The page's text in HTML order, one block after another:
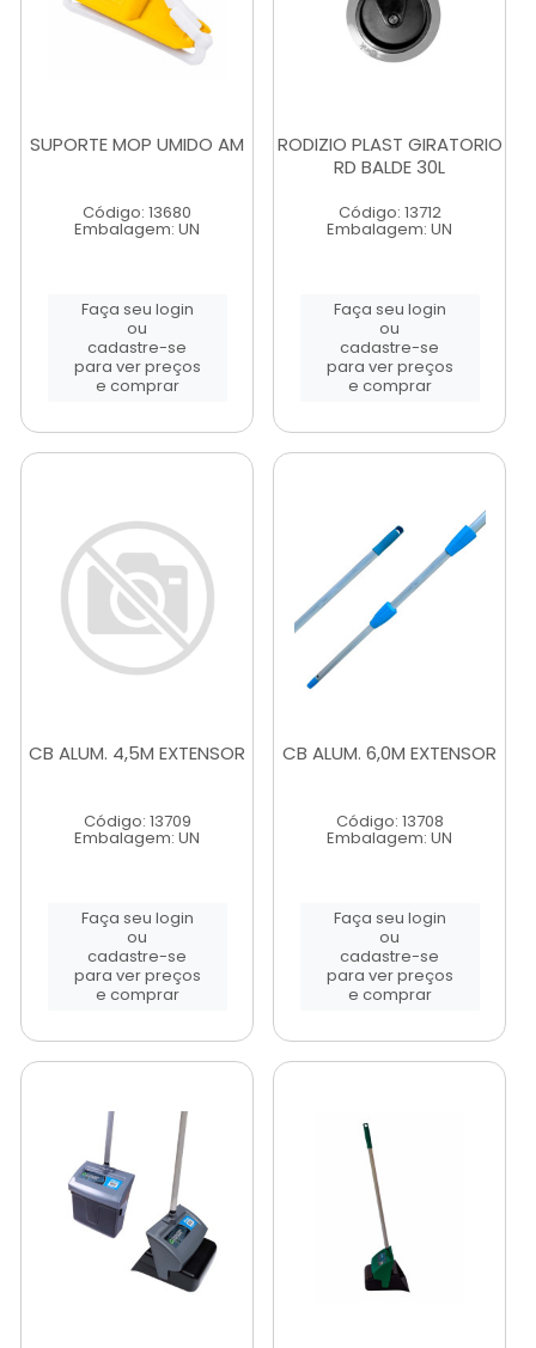
SUPORTE MOP UMIDO AM
Código: 13680
Embalagem: UN
Faça seu login
ou
cadastre-se
para ver preços
e comprar
RODIZIO PLAST GIRATORIO
RD BALDE 30L
Código: 13712
Embalagem: UN
Faça seu login
ou
cadastre-se
para ver preços
e comprar
CB ALUM. 4,5M EXTENSOR
Código: 13709
Embalagem: UN
Faça seu login
ou
cadastre-se
para ver preços
e comprar
CB ALUM. 6,0M EXTENSOR
Código: 13708
Embalagem: UN
Faça seu login
ou
cadastre-se
para ver preços
e comprar